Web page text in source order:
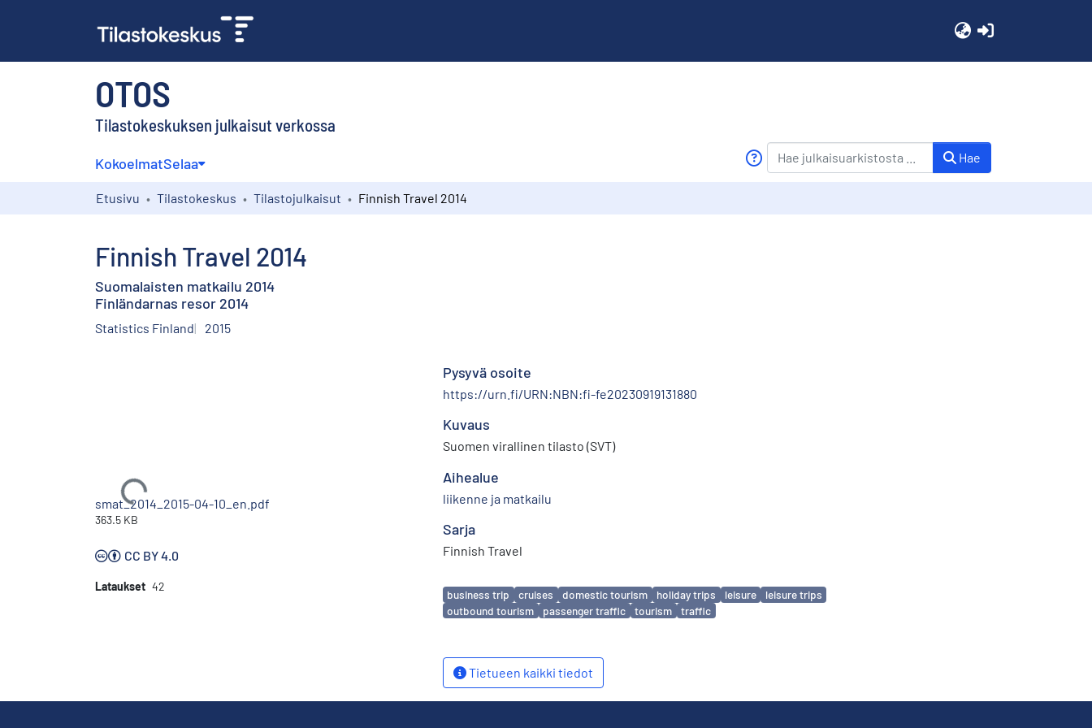
OTOS
Tilastokeskuksen julkaisut verkossa
KokoelmatSelaa Hae
Etusivu Tilastokeskus Tilastojulkaisut Finnish Travel 2014
Finnish Travel 2014
Suomalaisten matkailu 2014
Finländarnas resor 2014
Statistics Finland 2015
Ladataan...
smat_2014_2015-04-10_en.pdf
363.5 KB
CC BY 4.0
Lataukset 42
Pysyvä osoite
https://urn.fi/URN:NBN:fi-fe20230919131880
Kuvaus
Suomen virallinen tilasto (SVT)
Aihealue
liikenne ja matkailu
Sarja
Finnish Travel
Avainsanat
business trip cruises domestic tourism holiday trips leisure
leisure trips
outbound tourism
passenger traffic tourism traffic
Tietueen kaikki tiedot